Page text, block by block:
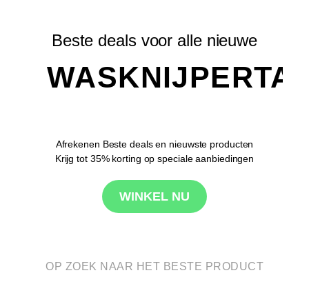
Beste deals voor alle nieuwe
Afrekenen Beste deals en nieuwste producten
Krijg tot 35% korting op speciale aanbiedingen
WINKEL NU
OP ZOEK NAAR HET BESTE PRODUCT